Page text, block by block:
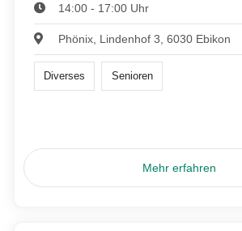
14:00 - 17:00 Uhr
Phönix, Lindenhof 3, 6030 Ebikon
Diverses Senioren
Mehr erfahren